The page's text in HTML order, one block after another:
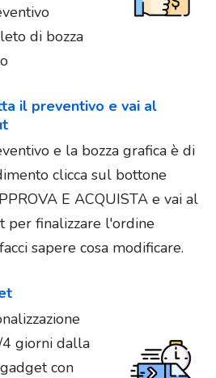
di bozza
il preventivo e vai al
e la bozza grafica è di
clicca sul bottone
E ACQUISTA e vai al
per finalizzare l'ordine
sapere cosa modificare.
giorni dalla
con